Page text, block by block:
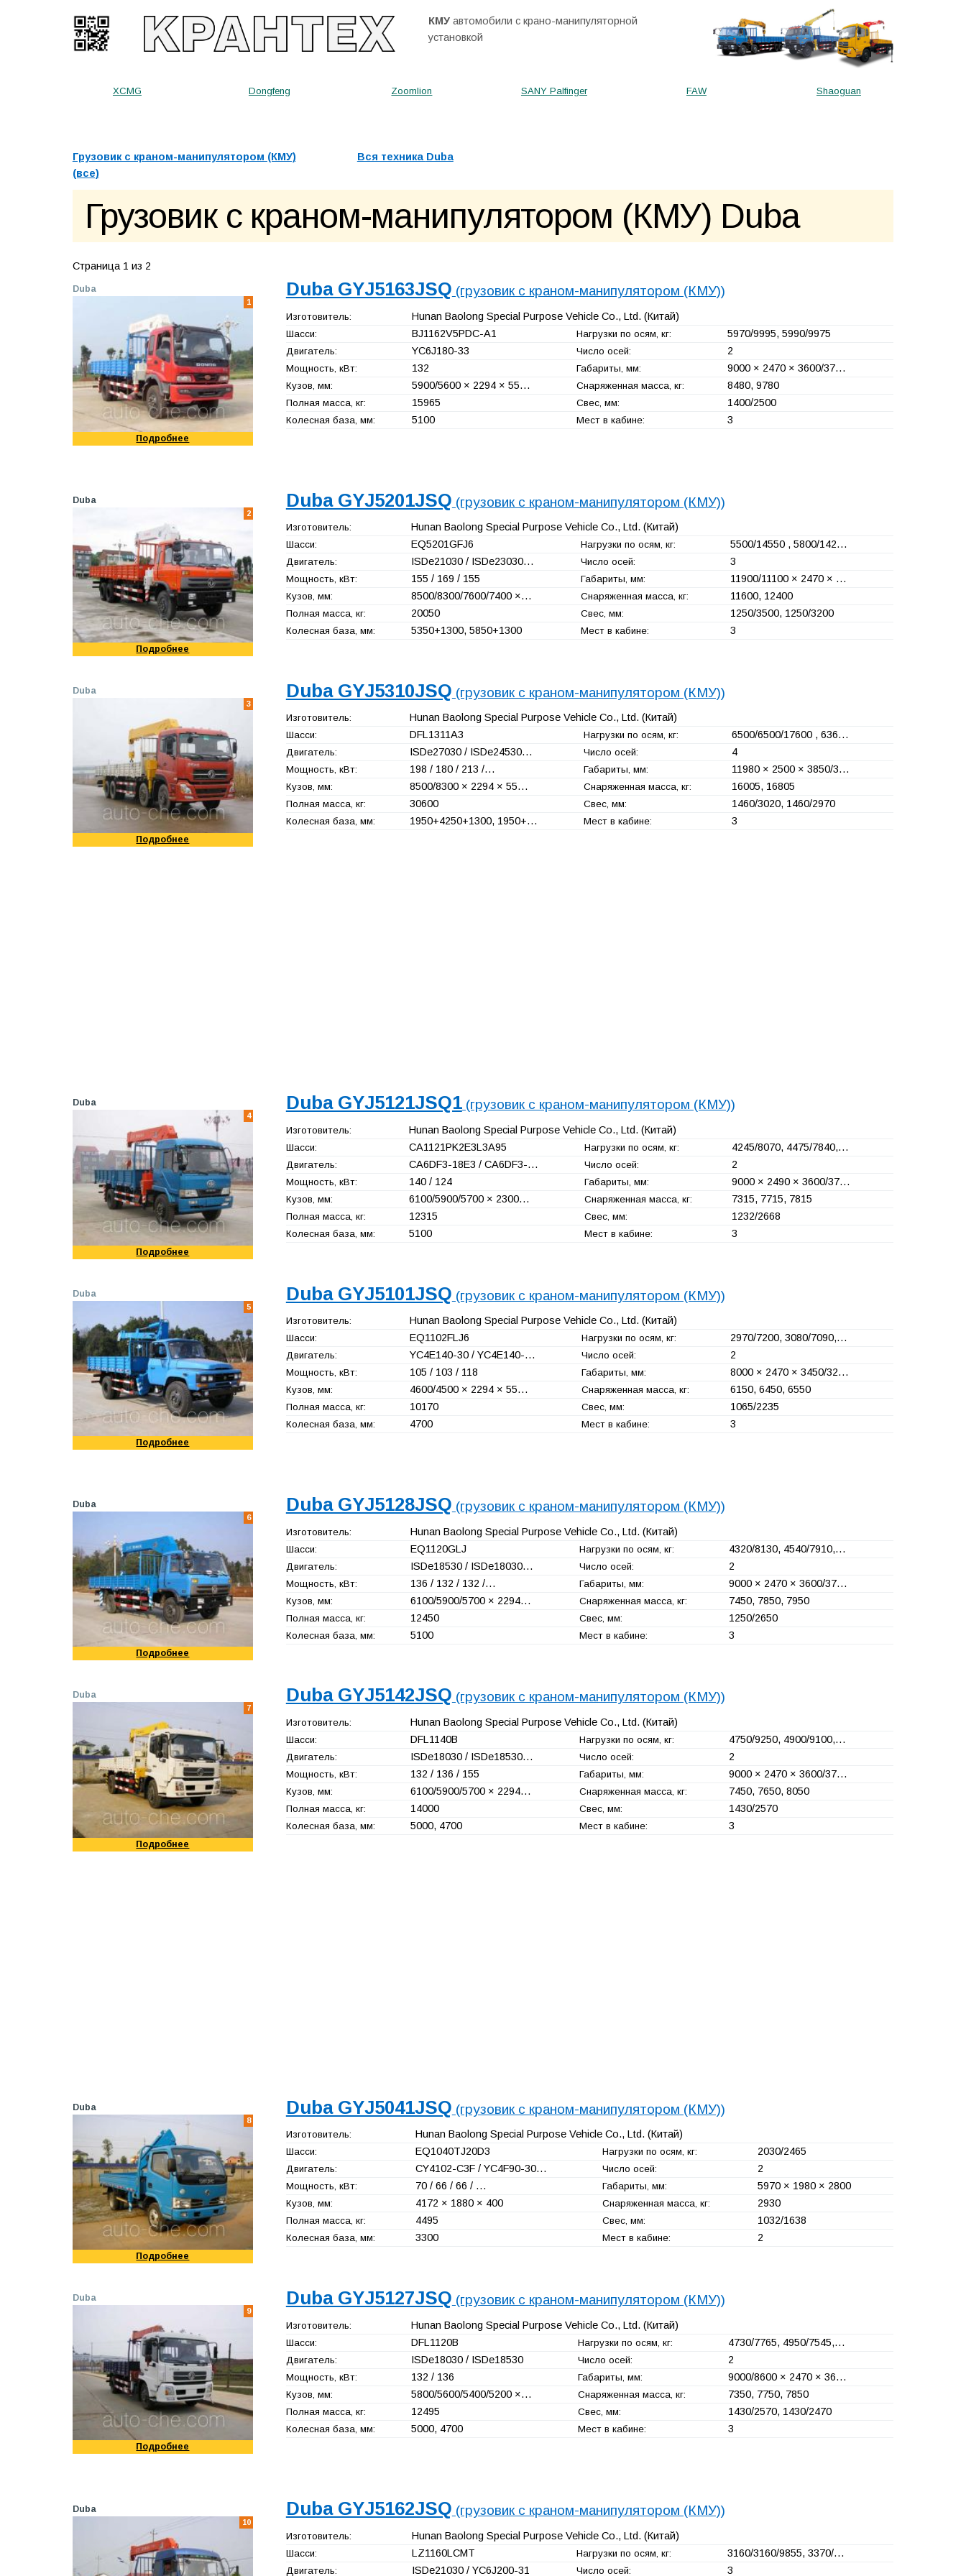
КМУавтомобили с крано-манипуляторной
установкой
XCMG Dongfeng Zoomlion SANY Palfinger FAW Shaoguan
Грузовик с краном-манипулятором (КМУ)
(все)
Вся техника Duba
Грузовик с краном-манипулятором (КМУ) Duba
Страница 1 из 2
Duba
1
Подробнее
Duba GYJ5163JSQ (грузовик с краном-манипулятором (КМУ))
Изготовитель: Hunan Baolong Special Purpose Vehicle Co., Ltd. (Китай)
Шасси: BJ1162V5PDC-A1 Нагрузки по осям, кг: 5970/9995, 5990/9975
Двигатель: YC6J180-33 Число осей: 2
Мощность, кВт: 132 Габариты, мм: 9000 × 2470 × 3600/37…
Кузов, мм: 5900/5600 × 2294 × 55… Снаряженная масса, кг: 8480, 9780
Полная масса, кг: 15965 Свес, мм: 1400/2500
Колесная база, мм: 5100 Мест в кабине: 3
Duba
2
Подробнее
Duba GYJ5201JSQ (грузовик с краном-манипулятором (КМУ))
Изготовитель: Hunan Baolong Special Purpose Vehicle Co., Ltd. (Китай)
Шасси: EQ5201GFJ6 Нагрузки по осям, кг: 5500/14550 , 5800/142…
Двигатель: ISDe21030 / ISDe23030… Число осей: 3
Мощность, кВт: 155 / 169 / 155 Габариты, мм: 11900/11100 × 2470 × …
Кузов, мм: 8500/8300/7600/7400 ×… Снаряженная масса, кг: 11600, 12400
Полная масса, кг: 20050 Свес, мм: 1250/3500, 1250/3200
Колесная база, мм: 5350+1300, 5850+1300 Мест в кабине: 3
Duba
3
Подробнее
Duba GYJ5310JSQ (грузовик с краном-манипулятором (КМУ))
Изготовитель: Hunan Baolong Special Purpose Vehicle Co., Ltd. (Китай)
Шасси: DFL1311A3 Нагрузки по осям, кг: 6500/6500/17600 , 636…
Двигатель: ISDe27030 / ISDe24530… Число осей: 4
Мощность, кВт: 198 / 180 / 213 /… Габариты, мм: 11980 × 2500 × 3850/3…
Кузов, мм: 8500/8300 × 2294 × 55… Снаряженная масса, кг: 16005, 16805
Полная масса, кг: 30600 Свес, мм: 1460/3020, 1460/2970
Колесная база, мм: 1950+4250+1300, 1950+… Мест в кабине: 3
Duba
4
Подробнее
Duba GYJ5121JSQ1(грузовик с краном-манипулятором (КМУ))
Изготовитель: Hunan Baolong Special Purpose Vehicle Co., Ltd. (Китай)
Шасси: CA1121PK2E3L3A95 Нагрузки по осям, кг: 4245/8070, 4475/7840,…
Двигатель: CA6DF3-18E3 / CA6DF3-… Число осей: 2
Мощность, кВт: 140 / 124 Габариты, мм: 9000 × 2490 × 3600/37…
Кузов, мм: 6100/5900/5700 × 2300… Снаряженная масса, кг: 7315, 7715, 7815
Полная масса, кг: 12315 Свес, мм: 1232/2668
Колесная база, мм: 5100 Мест в кабине: 3
Duba
5
Подробнее
Duba GYJ5101JSQ (грузовик с краном-манипулятором (КМУ))
Изготовитель: Hunan Baolong Special Purpose Vehicle Co., Ltd. (Китай)
Шасси: EQ1102FLJ6 Нагрузки по осям, кг: 2970/7200, 3080/7090,…
Двигатель: YC4E140-30 / YC4E140-… Число осей: 2
Мощность, кВт: 105 / 103 / 118 Габариты, мм: 8000 × 2470 × 3450/32…
Кузов, мм: 4600/4500 × 2294 × 55… Снаряженная масса, кг: 6150, 6450, 6550
Полная масса, кг: 10170 Свес, мм: 1065/2235
Колесная база, мм: 4700 Мест в кабине: 3
Duba
6
Подробнее
Duba GYJ5128JSQ (грузовик с краном-манипулятором (КМУ))
Изготовитель: Hunan Baolong Special Purpose Vehicle Co., Ltd. (Китай)
Шасси: EQ1120GLJ Нагрузки по осям, кг: 4320/8130, 4540/7910,…
Двигатель: ISDe18530 / ISDe18030… Число осей: 2
Мощность, кВт: 136 / 132 / 132 /… Габариты, мм: 9000 × 2470 × 3600/37…
Кузов, мм: 6100/5900/5700 × 2294… Снаряженная масса, кг: 7450, 7850, 7950
Полная масса, кг: 12450 Свес, мм: 1250/2650
Колесная база, мм: 5100 Мест в кабине: 3
Duba
7
Подробнее
Duba GYJ5142JSQ (грузовик с краном-манипулятором (КМУ))
Изготовитель: Hunan Baolong Special Purpose Vehicle Co., Ltd. (Китай)
Шасси: DFL1140B Нагрузки по осям, кг: 4750/9250, 4900/9100,…
Двигатель: ISDe18030 / ISDe18530… Число осей: 2
Мощность, кВт: 132 / 136 / 155 Габариты, мм: 9000 × 2470 × 3600/37…
Кузов, мм: 6100/5900/5700 × 2294… Снаряженная масса, кг: 7450, 7650, 8050
Полная масса, кг: 14000 Свес, мм: 1430/2570
Колесная база, мм: 5000, 4700 Мест в кабине: 3
Duba
8
Подробнее
Duba GYJ5041JSQ (грузовик с краном-манипулятором (КМУ))
Изготовитель: Hunan Baolong Special Purpose Vehicle Co., Ltd. (Китай)
Шасси: EQ1040TJ20D3 Нагрузки по осям, кг: 2030/2465
Двигатель: CY4102-C3F / YC4F90-30… Число осей: 2
Мощность, кВт: 70 / 66 / 66 / … Габариты, мм: 5970 × 1980 × 2800
Кузов, мм: 4172 × 1880 × 400 Снаряженная масса, кг: 2930
Полная масса, кг: 4495 Свес, мм: 1032/1638
Колесная база, мм: 3300 Мест в кабине: 2
Duba
9
Подробнее
Duba GYJ5127JSQ (грузовик с краном-манипулятором (КМУ))
Изготовитель: Hunan Baolong Special Purpose Vehicle Co., Ltd. (Китай)
Шасси: DFL1120B Нагрузки по осям, кг: 4730/7765, 4950/7545,…
Двигатель: ISDe18030 / ISDe18530 Число осей: 2
Мощность, кВт: 132 / 136 Габариты, мм: 9000/8600 × 2470 × 36…
Кузов, мм: 5800/5600/5400/5200 ×… Снаряженная масса, кг: 7350, 7750, 7850
Полная масса, кг: 12495 Свес, мм: 1430/2570, 1430/2470
Колесная база, мм: 5000, 4700 Мест в кабине: 3
Duba
10
Duba GYJ5162JSQ (грузовик с краном-манипулятором (КМУ))
Изготовитель: Hunan Baolong Special Purpose Vehicle Co., Ltd. (Китай)
Шасси: LZ1160LCMT Нагрузки по осям, кг: 3160/3160/9855, 3370/…
Двигатель: ISDe21030 / YC6J200-31 Число осей: 3